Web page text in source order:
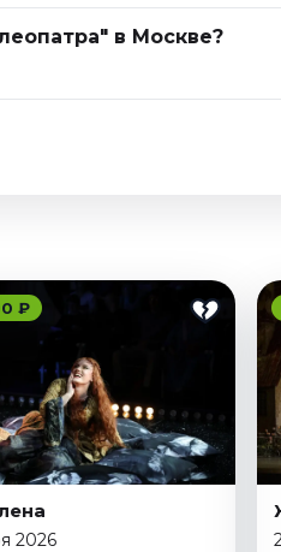
в Москве?
₽
2026